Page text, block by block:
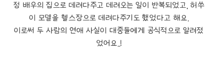
정 배우의 집으로 데려다주고 데려오는 일이 반복되었고, 허쑤
이 모델을 헬스장으로 데려다주기도 했었다고 해요.
이로써 두 사람의 연애 사실이 대중들에게 공식적으로 알려졌
었어요..!